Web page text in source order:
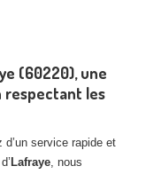
(60220), une
les
service rapide et
Lafraye, nous